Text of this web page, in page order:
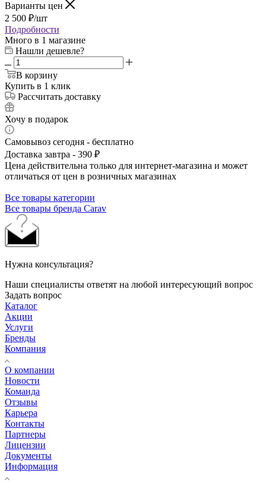
Варианты цен
2 500 ₽/шт
Подробности
Много в 1 магазине
Нашли дешевле?
В корзину
Купить в 1 клик
Рассчитать доставку
Хочу в подарок
Самовывоз сегодня - бесплатно
Доставка завтра - 390 ₽
Цена действительна только для интернет-магазина и может
отличаться от цен в розничных магазинах
Все товары категории
Все товары бренда Carav
Нужна консультация?
Наши специалисты ответят на любой интересующий вопрос
Задать вопрос
Каталог
Акции
Услуги
Бренды
Компания
О компании
Новости
Команда
Отзывы
Карьера
Контакты
Партнеры
Лицензии
Документы
Информация